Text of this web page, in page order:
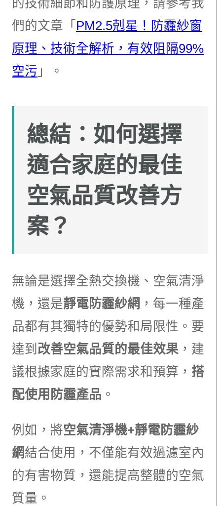
的技術細節和防護原理，請參考我
們的文章「 PM2.5剋星！防霾紗窗
原理、技術全解析，有效阻隔99%
空污 」。
總結：如何選擇
適合家庭的最佳
空氣品質改善方
案？
無論是選擇全熱交換機、空氣清淨
機，還是靜電防霾紗網 ，每一種產
品都有其獨特的優勢和局限性。要
達到 改善空氣品質的最佳效果 ，建
議根據家庭的實際需求和預算， 搭
配使用防霾產品 。
例如，將空氣清淨機+靜電防霾紗
網結合使用，不僅能有效過濾室內
的有害物質，還能提高整體的空氣
質量。